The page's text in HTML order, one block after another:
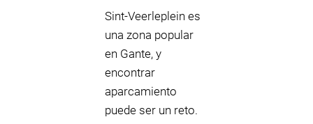
Sint-Veerleplein es
una zona popular
en Gante, y
encontrar
aparcamiento
puede ser un reto.